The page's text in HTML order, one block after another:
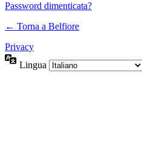
Password dimenticata?
← Torna a Belfiore
Privacy
Lingua